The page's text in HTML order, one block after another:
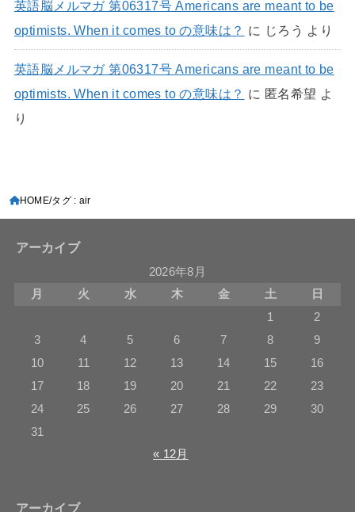
英語脳メルマガ 第06317号 Americans are meant to be
optimists. When it comes to の意味は？ に じろう より
英語脳メルマガ 第06317号 Americans are meant to be
optimists. When it comes to の意味は？ に 匿名希望 よ
り
HOME タグ : air
アーカイブ
2026年8月
月
火 水 木 金 土
日
1
2
3
4 5 6 7 8
9
10
11 12 13 14 15
16
17
18 19 20 21 22
23
24
25 26 27 28 29
30
31
« 12月
アーカイブ